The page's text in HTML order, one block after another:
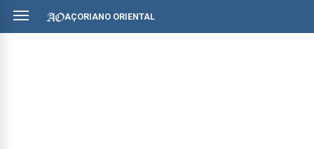
AÇORIANO ORIENTAL